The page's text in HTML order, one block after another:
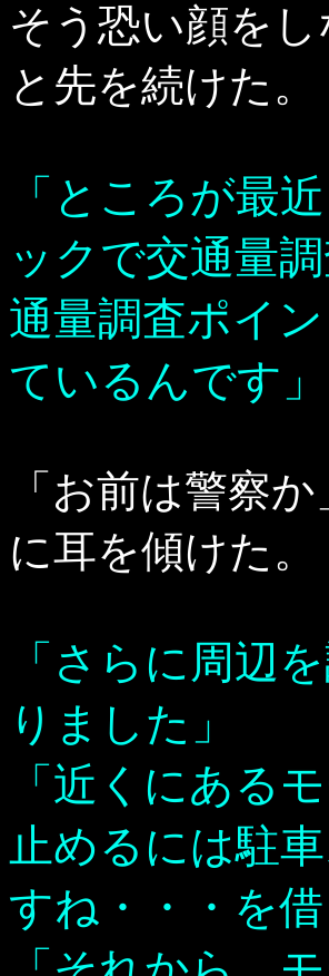
そう恐い顔を
と先を続けた。
「ところが最
ックで交通量
通量調査ポイ
ているんです」
「お前は警察
に耳を傾けた。
「さらに周辺
りました」
「近くにある
止めるには駐
すね・・・を